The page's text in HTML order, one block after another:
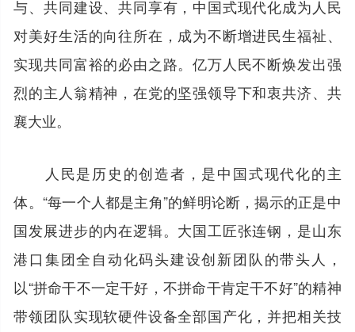
与、共同建设、共同享有，中国式现代化成为人民
对美好生活的向往所在，成为不断增进民生福祉、
实现共同富裕的必由之路。亿万人民不断焕发出强
烈的主人翁精神，在党的坚强领导下和衷共济、共
襄大业。
人民是历史的创造者，是中国式现代化的主
体。“每一个人都是主角”的鲜明论断，揭示的正是中
国发展进步的内在逻辑。大国工匠张连钢，是山东
港口集团全自动化码头建设创新团队的带头人，
以“拼命干不一定干好，不拼命干肯定干不好”的精神
带领团队实现软硬件设备全部国产化，并把相关技